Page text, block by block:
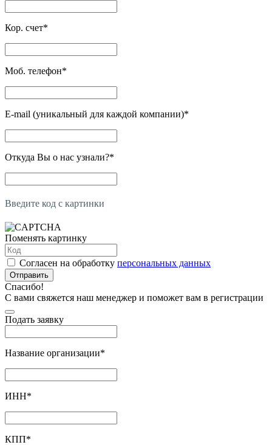
Кор. счет*
Моб. телефон*
E-mail (уникальный для каждой компании)*
Откуда Вы о нас узнали?*
Введите код с картинки
Поменять картинку
Согласен на обработку персональных данных
Отправить
Спасибо!
С вами свяжется наш менеджер и поможет вам в регистрации
Подать заявку
Название организации*
ИНН*
КПП*